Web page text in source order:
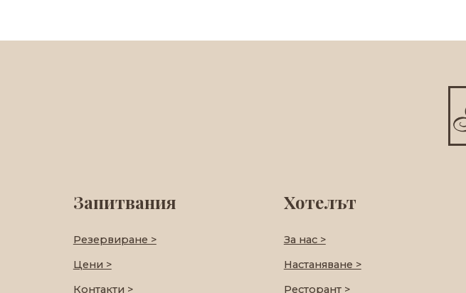
Запитвания
Резервиране >
Цени >
Контакти >
Хотелът
За нас >
Настаняване >
Ресторант >